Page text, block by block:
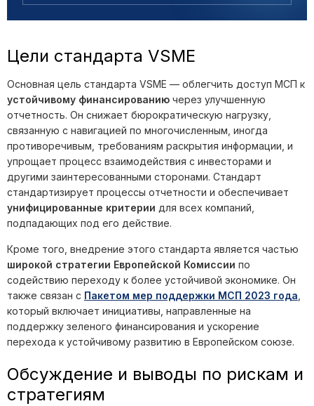
Цели стандарта VSME
Основная цель стандарта VSME — облегчить доступ МСП к
устойчивому финансированию через улучшенную
отчетность. Он снижает бюрократическую нагрузку,
связанную с навигацией по многочисленным, иногда
противоречивым, требованиям раскрытия информации, и
упрощает процесс взаимодействия с инвесторами и
другими заинтересованными сторонами. Стандарт
стандартизирует процессы отчетности и обеспечивает
унифицированные критерии для всех компаний,
подпадающих под его действие.
Кроме того, внедрение этого стандарта является частью
широкой стратегии Европейской Комиссии по
содействию переходу к более устойчивой экономике. Он
также связан с Пакетом мер поддержки МСП 2023 года
который включает инициативы, направленные на
поддержку зеленого финансирования и ускорение
перехода к устойчивому развитию в Европейском союзе.
Обсуждение и выводы по рискам и
стратегиям